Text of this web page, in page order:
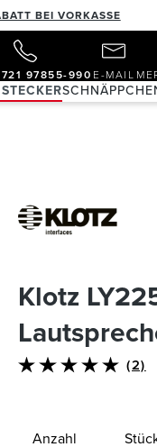
BEI VORKASSE
97855-990 E-MAIL
Klotz
(2)
Anzahl